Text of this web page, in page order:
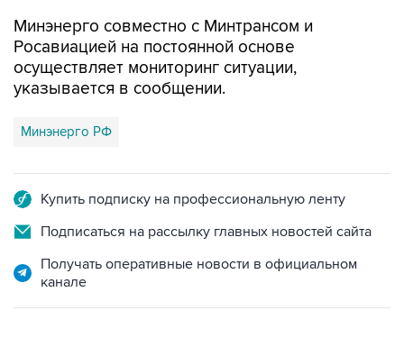
Минэнерго совместно с Минтрансом и
Росавиацией на постоянной основе
осуществляет мониторинг ситуации,
указывается в сообщении.
Минэнерго РФ
Купить подписку на профессиональную ленту
Подписаться на рассылку главных новостей сайта
Получать оперативные новости в официальном
канале